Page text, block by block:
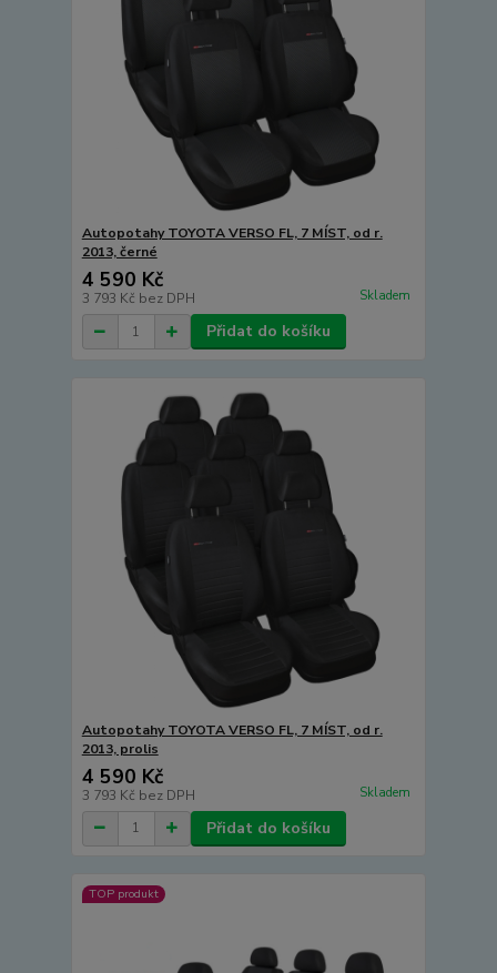
Autopotahy TOYOTA VERSO FL, 7 MÍST, od r.
2013, černé
4 590 Kč
3 793 Kč bez DPH Skladem
Přidat do košíku
Autopotahy TOYOTA VERSO FL, 7 MÍST, od r.
2013, prolis
4 590 Kč
3 793 Kč bez DPH Skladem
Přidat do košíku
TOP produkt